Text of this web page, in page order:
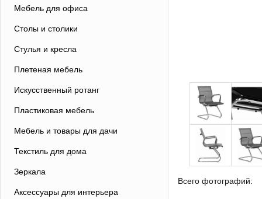
Мебель для офиса
Столы и столики
Стулья и кресла
Плетеная мебель
Искусственный ротанг
Пластиковая мебель
Мебель и товары для дачи
Текстиль для дома
Зеркала
Аксессуары для интерьера
Всего фотографий: